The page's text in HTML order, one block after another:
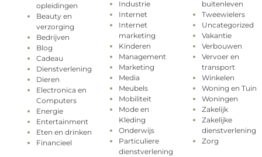
opleidingen
Beauty en
verzorging
Bedrijven
Blog
Cadeau
Dienstverlening
Dieren
Electronica en
Computers
Energie
Entertainment
Eten en drinken
Financieel
Industrie
Internet
Internet
marketing
Kinderen
Management
Marketing
Media
Meubels
Mobiliteit
Mode en
Kleding
Onderwijs
Particuliere
dienstverlening
buitenleven
Tweewielers
Uncategorized
Vakantie
Verbouwen
Vervoer en
transport
Winkelen
Woning en Tuin
Woningen
Zakelijk
Zakelijke
dienstverlening
Zorg